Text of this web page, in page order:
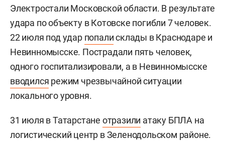
Электростали Московской области. В результате
удара по объекту в Котовске погибли 7 человек.
22 июля под удар попалисклады в Краснодаре и
Невинномысске. Пострадали пять человек,
одного госпитализировали, а в Невинномысске
вводился режим чрезвычайной ситуации
локального уровня.
31 июля в Татарстане отразили атаку БПЛА на
логистический центр в Зеленодольском районе.